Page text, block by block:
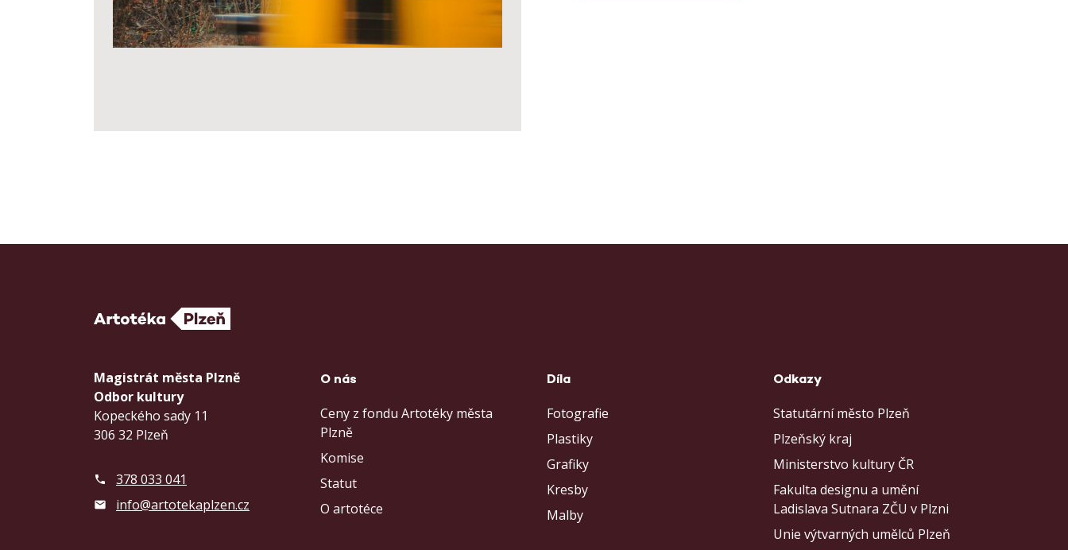
Magistrát města Plzně
Odbor kultury
Kopeckého sady 11
306 32 Plzeň
378 033 041
info@artotekaplzen.cz
O nás
Ceny z fondu Artotéky města
Plzně
Komise
Statut
O artotéce
Díla
Fotografie
Plastiky
Grafiky
Kresby
Malby
Odkazy
Statutární město Plzeň
Plzeňský kraj
Ministerstvo kultury ČR
Fakulta designu a umění
Ladislava Sutnara ZČU v Plzni
Unie výtvarných umělců Plzeň